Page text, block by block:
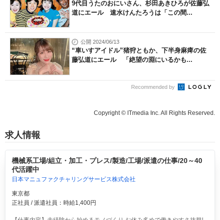
9代目うたのおにいさん、杉田あきひろが佐藤弘
道にエール 速水けんたろうは「この間...
公開 2024/06/13
“車いすアイドル”猪狩ともか、下半身麻痺の佐
藤弘道にエール 「絶望の淵にいるかも...
Recommended by
Copyright © ITmedia Inc. All Rights Reserved.
求人情報
機械系工場/組立・加工・プレス/製造/工場/派遣の仕事/20～40
代活躍中
日本マニュファクチャリングサービス株式会社
東京都
正社員 / 派遣社員：時給1,400円